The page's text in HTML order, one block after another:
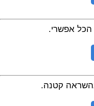
הכל אפשרי.
קטנה.